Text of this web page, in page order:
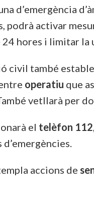
d’emergència
podrà activar
24 hores i limitar
civil també
operatiu que
vetllarà per
el telèfon 112,
accions de